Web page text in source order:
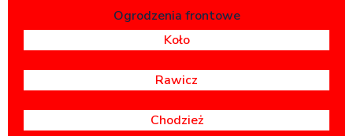
Ogrodzenia frontowe
Koło
Rawicz
Chodzież